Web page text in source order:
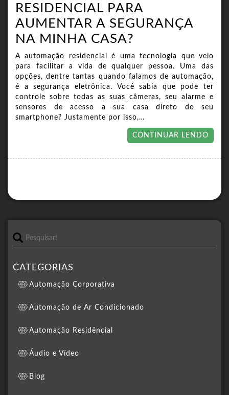
RESIDENCIAL PARA
AUMENTAR A SEGURANÇA
NA MINHA CASA?
A automação residencial é uma tecnologia que veio
para facilitar a vida de qualquer pessoa. Uma das
opções, dentre tantas quando falamos de automação,
é a segurança eletrônica. Você sabia que pode ter
controle sobre todas as suas câmeras, seu alarme e
sensores de acesso a sua casa direto do seu
smartphone? Justamente por isso,…
CONTINUAR LENDO
CATEGORIAS
Automação Corporativa
Automação de Ar Condicionado
Automação Residêncial
Áudio e Vídeo
Blog